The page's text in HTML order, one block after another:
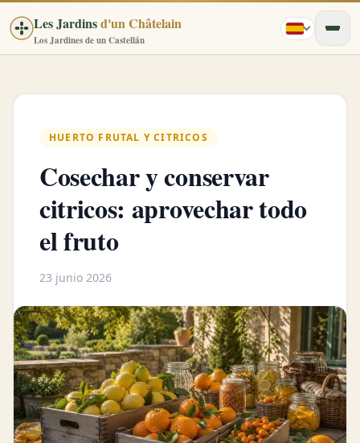
Les Jardinsd'un Châtelain
Los Jardines de un Castellán
HUERTO FRUTAL Y CITRICOS
Cosechar y conservar
citricos: aprovechar todo
el fruto
23 junio 2026